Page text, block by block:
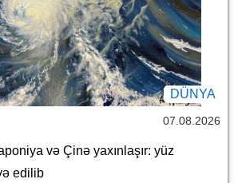
DÜNYA
07.08.2026
və Çinə yaxınlaşır: yüz
edilib